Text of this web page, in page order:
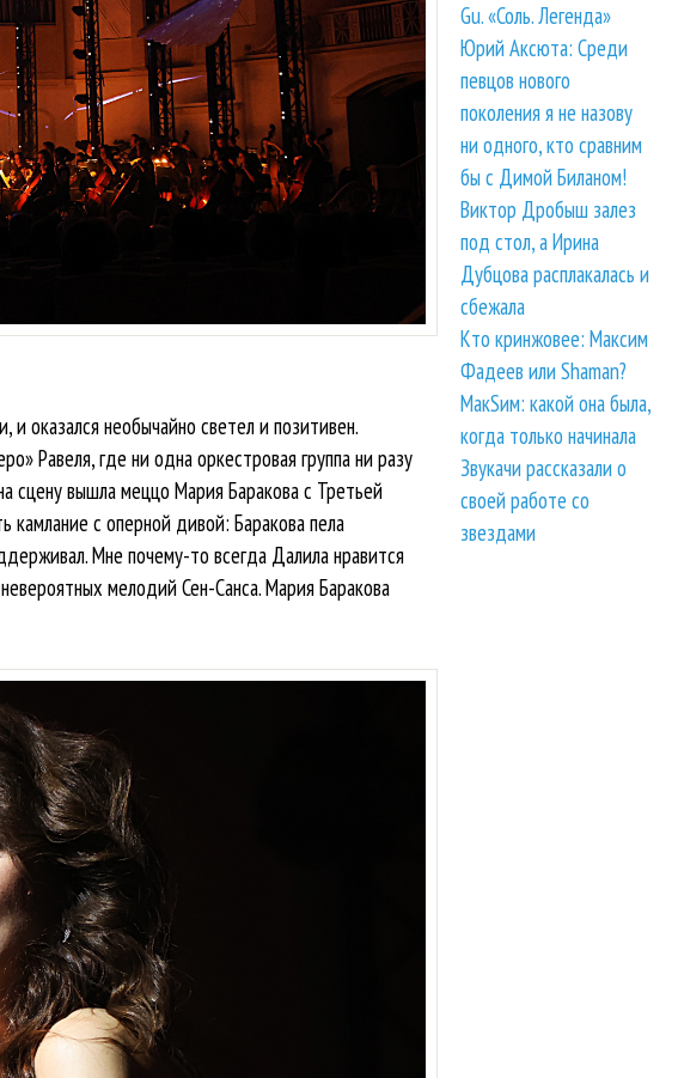
оказался необычайно светел и позитивен.
Равеля, где ни одна оркестровая группа ни разу
сцену вышла меццо Мария Баракова с Третьей
с оперной дивой: Баракова пела
Мне почему-то всегда Далила нравится
мелодий Сен-Санса. Мария Баракова
Gu. «Соль. Легенда»
Юрий Аксюта: Среди
певцов нового
поколения я не назову
ни одного, кто сравним
бы с Димой Биланом!
Виктор Дробыш залез
под стол, а Ирина
Дубцова расплакалась и
сбежала
Кто кринжовее: Максим
Фадеев или Shaman?
МакSим: какой она была,
когда только начинала
Звукачи рассказали о
своей работе со
звездами